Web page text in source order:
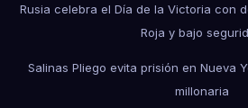
Rusia celebra el Día de la Victoria con
Roja y bajo
Salinas Pliego evita prisión en Nueva
millonaria